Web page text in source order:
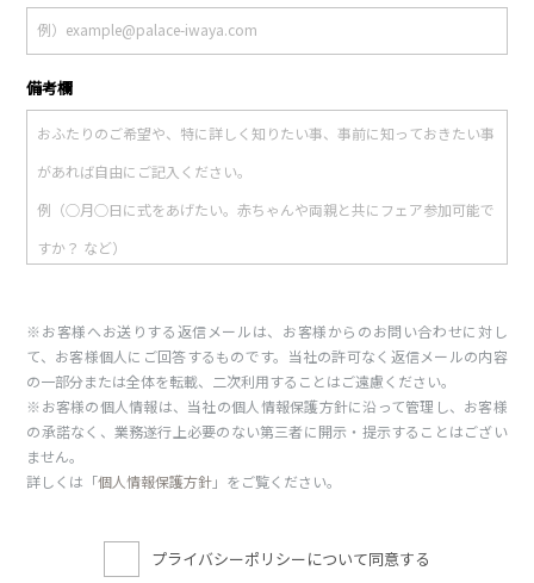
備考欄
※お客様へお送りする返信メールは、お客様からのお問い合わせに対し
て、お客様個人にご回答するものです。当社の許可なく返信メールの内容
の一部分または全体を転載、二次利用することはご遠慮ください。
※お客様の個人情報は、当社の個人情報保護方針に沿って管理し、お客様
の承諾なく、業務遂行上必要のない第三者に開示・提示することはござい
ません。
詳しくは「個人情報保護方針」をご覧ください。
プライバシーポリシーについて同意する